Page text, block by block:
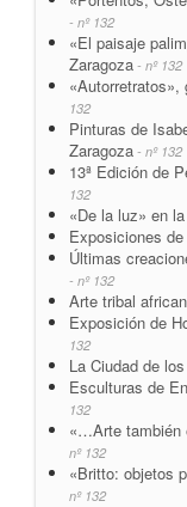
- nº 132
«El paisaje
Zaragoza - nº 132
132
Pinturas de
Zaragoza - nº 132
13ª Edición de
132
«De la luz» en
Exposiciones
Últimas
- nº 132
Arte tribal
Exposición de
132
La Ciudad de
Esculturas de
132
«…Arte también
nº 132
«Britto: objetos
nº 132